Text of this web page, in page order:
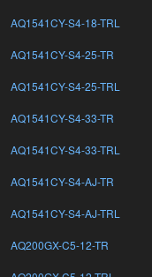
AQ1541CY-S4-18-TRL
AQ1541CY-S4-25-TR
AQ1541CY-S4-25-TRL
AQ1541CY-S4-33-TR
AQ1541CY-S4-33-TRL
AQ1541CY-S4-AJ-TR
AQ1541CY-S4-AJ-TRL
AQ200GX-C5-12-TR